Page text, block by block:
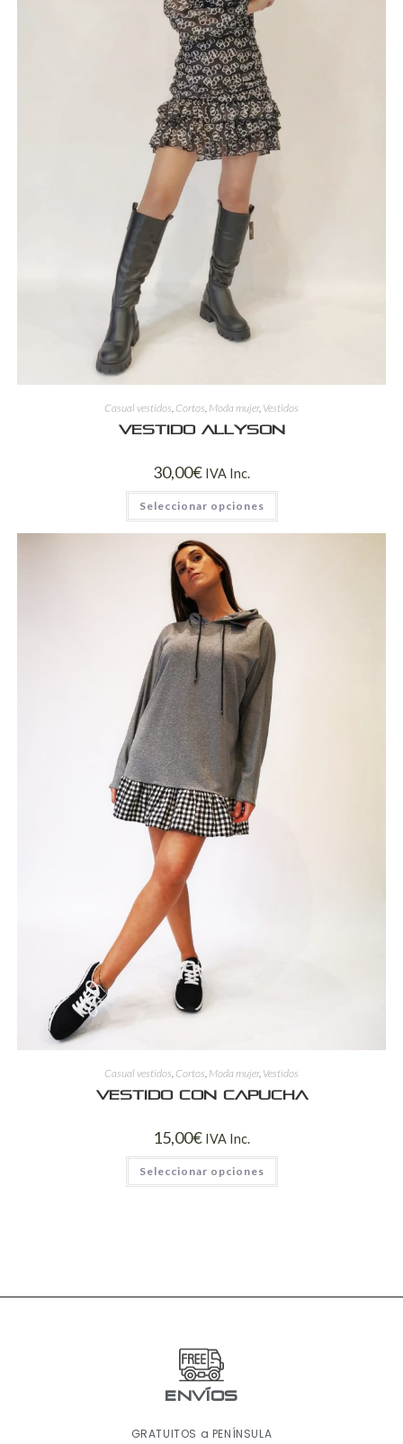
Casual vestidos, Cortos, Moda mujer, Vestidos
Vestido Allyson
30,00€ IVA Inc.
Seleccionar opciones
Casual vestidos Cortos Moda mujer, Vestidos
Vestido con capucha
15,00€ IVA Inc.
Seleccionar opciones
ENVÍOS
GRATUITOS a PENÍNSULA